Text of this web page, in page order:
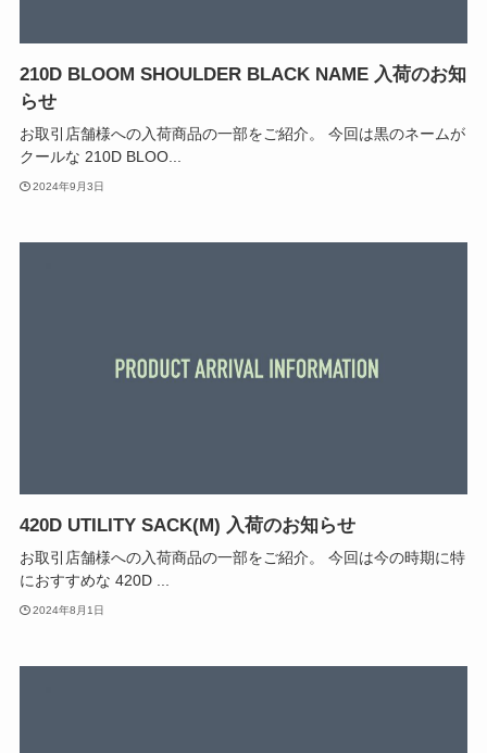
210D BLOOM SHOULDER BLACK NAME 入荷のお知
らせ
お取引店舗様への入荷商品の一部をご紹介。 今回は黒のネームが
クールな 210D BLOO...
2024年9月3日
420D UTILITY SACK(M) 入荷のお知らせ
お取引店舗様への入荷商品の一部をご紹介。 今回は今の時期に特
におすすめな 420D ...
2024年8月1日